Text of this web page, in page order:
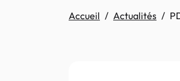
Accueil Actualités